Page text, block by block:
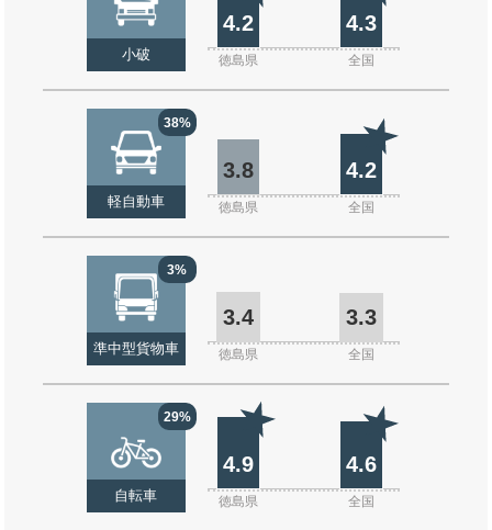
小破
4.2 4.3
徳島県 全国
38%
軽自動車
3.8 4.2
徳島県 全国
3%
準中型貨物車
3.4 3.3
徳島県 全国
29%
自転車
4.9 4.6
徳島県 全国